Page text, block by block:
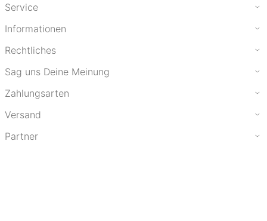
Service
Informationen
Rechtliches
Sag uns Deine Meinung
Zahlungsarten
Versand
Partner